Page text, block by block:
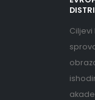
Ciljevi